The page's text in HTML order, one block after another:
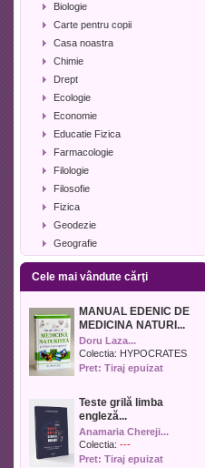
Biologie
Carte pentru copii
Casa noastra
Chimie
Drept
Ecologie
Economie
Educatie Fizica
Farmacologie
Filologie
Filosofie
Fizica
Geodezie
Geografie
Geologie
Industrie alimentara
Istorie
Istorie literara
Lexicologie
Management
Matematica
Media
Medicina umana
Medicina veterinara
Cele mai vândute cărţi
MANUAL EDENIC DE
MEDICINA NATURI...
Doru Laza...
Colectia: HYPOCRATES
Pret: Tiraj epuizat
Teste grilă limba
engleză...
Anamaria Chereji...
Colectia: ---
Pret: Tiraj epuizat